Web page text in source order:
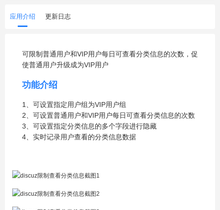
应用介绍 更新日志
可限制普通用户和VIP用户每日可查看分类信息的次数，促
使普通用户升级成为VIP用户
功能介绍
1、可设置指定用户组为VIP用户组
2、可设置普通用户和VIP用户每日可查看分类信息的次数
3、可设置指定分类信息的多个字段进行隐藏
4、实时记录用户查看的分类信息数据